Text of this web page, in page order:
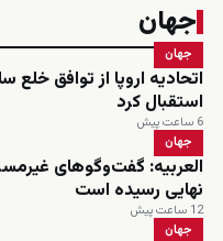
جهان
جهان
اتحادیه اروپا از توافق
استقبال کرد
6 ساعت پیش
جهان
العربیه: گفت‌وگوهای
نهایی رسیده است
12 ساعت پیش
جهان